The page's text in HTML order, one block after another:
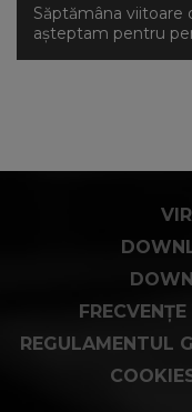
Săptămâna viitoare
așteptam pentru
REGULAMENTUL